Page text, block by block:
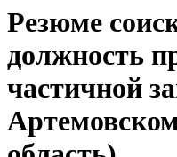
Резюме
должность
частичной